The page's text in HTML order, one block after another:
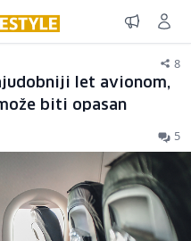
8
let avionom,
biti opasan
5